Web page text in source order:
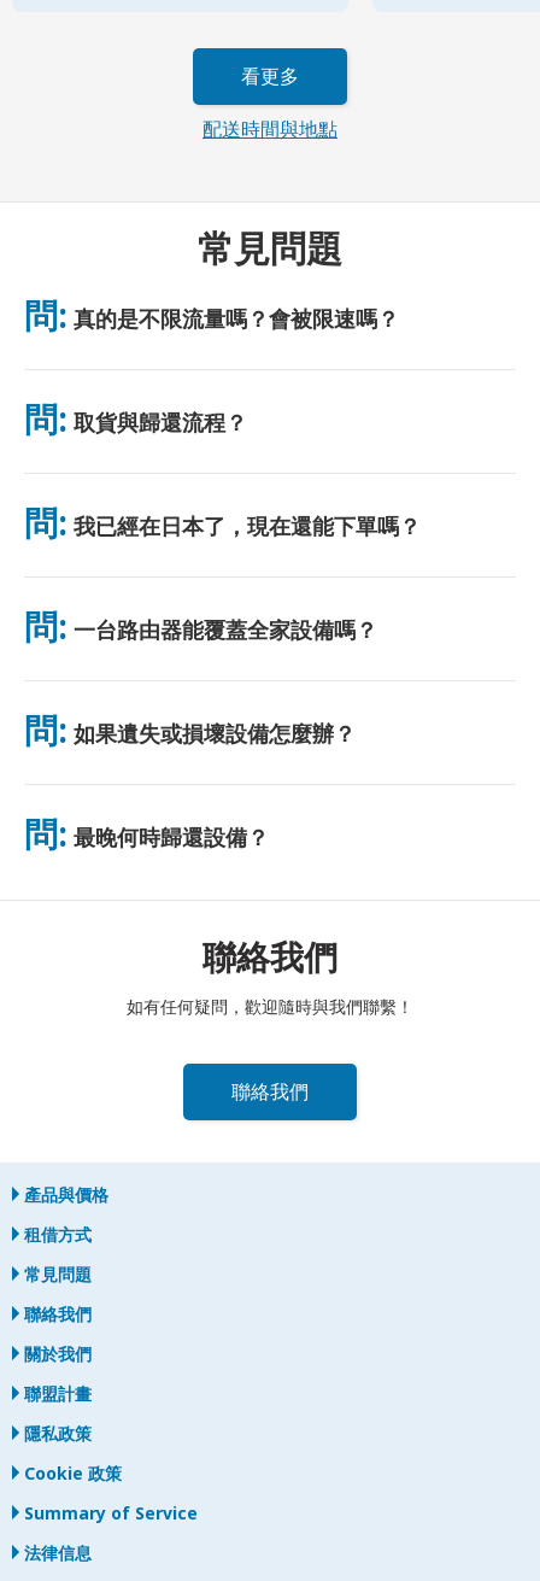
看更多
配送時間與地點
常見問題
問: 真的是不限流量嗎？會被限速嗎？
是的，真正無限。我們不採用公平使用政策（FUP）或任何限速措
可能影響網速。）若出現基於政策的限速，我們將補償租金。
問: 取貨與歸還流程？
可於主要機場取貨，或選擇飯店/住址配送（入住前送達）。包裹
無需排隊。
問: 我已經在日本了，現在還能下單嗎？
可以。機場可當天取貨。飯店配送一般隔日送達。若不確定，請聯
問: 一台路由器能覆蓋全家設備嗎？
可以。最多可連接 10 台裝置（手機、平板、電腦）。電池續航力
並附贈免費行動電源。
問: 如果遺失或損壞設備怎麼辦？
您可以在結帳時添加保險，以涵蓋遺失或損壞的情況。如果沒有保
我們將協助您保持連線。
問: 最晚何時歸還設備？
聯絡我們
如有任何疑問，歡迎隨時與我們聯繫！
聯絡我們
產品與價格
租借方式
常見問題
聯絡我們
關於我們
聯盟計畫
隱私政策
Cookie 政策
Summary of Service
法律信息